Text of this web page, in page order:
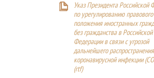
Указ Президента Российской
по урегулированию правового
положения иностранных
без гражданства в Российской
Федерации в связи с угрозой
дальнейшего
коронавирусной инфекции
(rtf)